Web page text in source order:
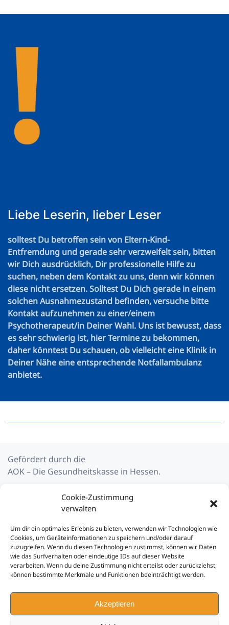
Cookie-Zustimmung
verwalten
Um dir ein optimales Erlebnis zu bieten, verwenden wir Technologien wie
Cookies, um Geräteinformationen zu speichern und/oder darauf
zuzugreifen. Wenn du diesen Technologien zustimmst, können wir Daten
wie das Surfverhalten oder eindeutige IDs auf dieser Website
verarbeiten. Wenn du deine Zustimmung nicht erteilst oder zurückziehst,
können bestimmte Merkmale und Funktionen beeinträchtigt werden.
Akzeptieren
Liebe Leserin, lieber Leser
solltest Du betroffen sein von Eltern-Kind-
Entfremdung und gerade sehr verzweifelt sein, bitten
wir Dich ausdrücklich, Dir professionelle Hilfe zu
suchen, neben dem Kontakt zu uns, denn wir können
diese nicht ersetzen. Solltest Du Dich gerade in einem
solchen Ausnahmezustand befinden, versuche bitte
Kontakt aufzunehmen zu einer/einem
Psychotherapeut/in Deiner Wahl. Uns ist bewusst, dass
es sehr schwierig ist, hier Termine zu bekommen,
daher könntest Du schauen, ob vielleicht eine Klinik in
Deiner Nähe eine entsprechende Notfallambulanz
anbietet.
Gefördert durch die
AOK – Die Gesundheitskasse in Hessen.
Impressum
Datenschutzerklärung
Cookie-Richtlinie
Kontakt
Unser Instagram-Kanal:
aktives_warten.de